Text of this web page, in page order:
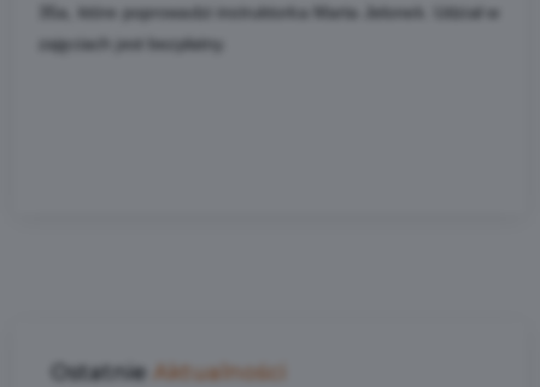
35a, które poprowadzi instruktorka Marta Jelonek. Udział w
zajęciach jest bezpłatny.
Ostatnie Aktualności